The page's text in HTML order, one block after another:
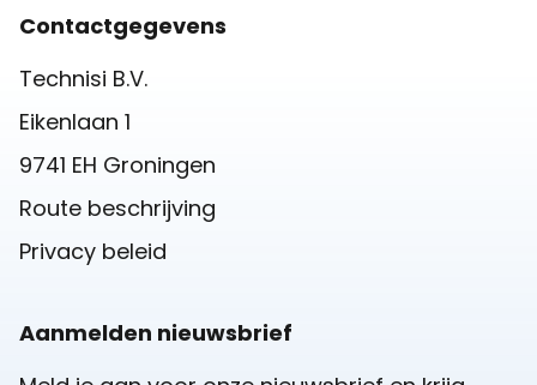
Contactgegevens
Technisi B.V.
Eikenlaan 1
9741 EH Groningen
Route beschrijving
Privacy beleid
Aanmelden nieuwsbrief